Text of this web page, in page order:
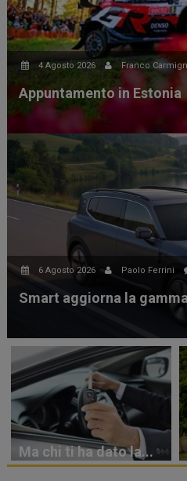
4 Agosto 2026 Franco
Appuntamento in Estonia
6 Agosto 2026 Paolo Ferrini
Smart aggiorna la gamma
Ma chi ti ha dato la...